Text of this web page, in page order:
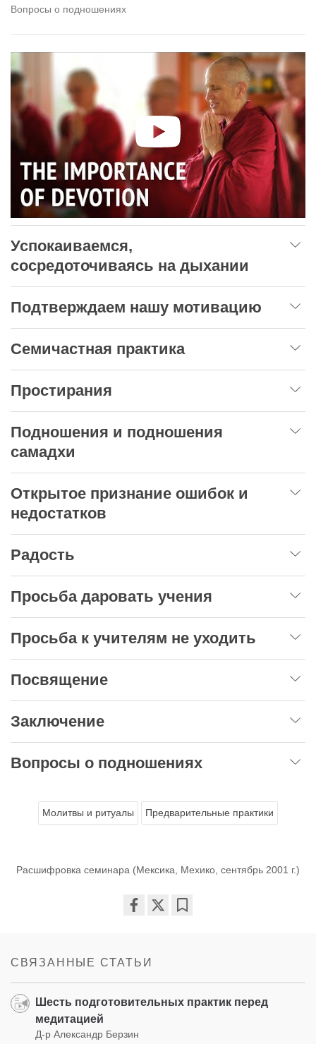
Вопросы о подношениях
Успокаиваемся,
сосредоточиваясь на дыхании
Подтверждаем нашу мотивацию
Семичастная практика
Простирания
Подношения и подношения
самадхи
Открытое признание ошибок и
недостатков
Радость
Просьба даровать учения
Просьба к учителям не уходить
Посвящение
Заключение
Вопросы о подношениях
Молитвы и ритуалы Предварительные практики
Расшифровка семинара (Мексика, Мехико, сентябрь 2001 г.)
СВЯЗАННЫЕ СТАТЬИ
Шесть подготовительных практик перед
медитацией
Д-р Александр Берзин